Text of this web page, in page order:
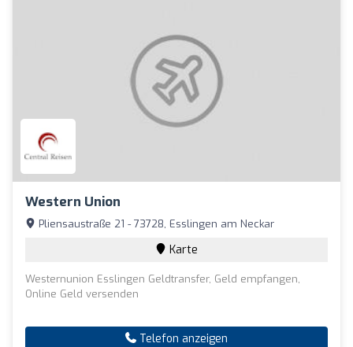
Western Union
Pliensaustraße 21 - 73728, Esslingen am Neckar
Karte
Westernunion Esslingen Geldtransfer, Geld empfangen,
Online Geld versenden
Telefon anzeigen